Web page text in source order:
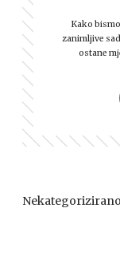
Kako
zanimljive
ostane
Nekategorizirano